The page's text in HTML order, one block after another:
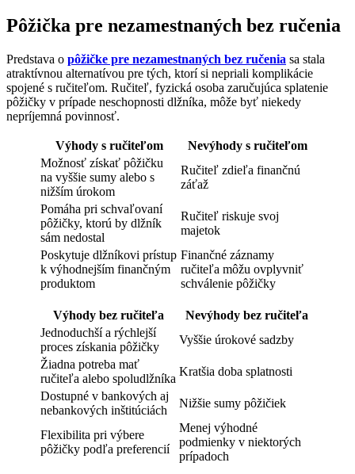
Pôžička pre nezamestnaných bez ručenia
Predstava o pôžičke pre nezamestnaných bez ručenia sa stala
atraktívnou alternatívou pre tých, ktorí si nepriali komplikácie
spojené s ručiteľom. Ručiteľ, fyzická osoba zaručujúca splatenie
pôžičky v prípade neschopnosti dlžníka, môže byť niekedy
nepríjemná povinnosť.
Výhody s ručiteľom Nevýhody s ručiteľom
Možnosť získať pôžičku
na vyššie sumy alebo s
nižším úrokom
Ručiteľ zdieľa finančnú
záťaž
Pomáha pri schvaľovaní
pôžičky, ktorú by dlžník
sám nedostal
Ručiteľ riskuje svoj
majetok
Poskytuje dlžníkovi prístup
k výhodnejším finančným
produktom
Finančné záznamy
ručiteľa môžu ovplyvniť
schválenie pôžičky
Výhody bez ručiteľa
Nevýhody bez ručiteľa
Jednoduchší a rýchlejší
proces získania pôžičky
Vyššie úrokové sadzby
Žiadna potreba mať
ručiteľa alebo spoludlžníka
Kratšia doba splatnosti
Dostupné v bankových aj
nebankových inštitúciách
Nižšie sumy pôžičiek
Flexibilita pri výbere
pôžičky podľa preferencií
Menej výhodné
podmienky v niektorých
prípadoch